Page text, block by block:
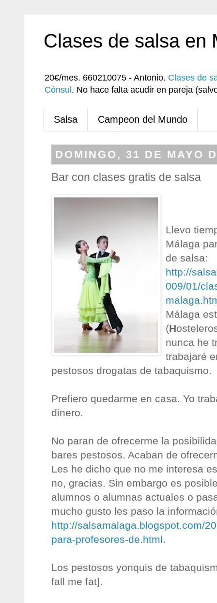
Clases de salsa en
20€/mes. 660210075 - Antonio. Clases de
Cónsul . No hace falta acudir en pareja
Salsa Campeon del Mundo
DOMINGO, 31 DE MAYO
Bar con clases gratis de salsa
Llevo
Málaga
de salsa:
http://
009/01/
Málaga
(H
nunca he
trabajaré
pestosos drogatas de tabaquismo.
Prefiero quedarme en casa. Yo
dinero.
No paran de ofrecerme la
bares pestosos. Acaban de
Les he dicho que no me interesa
no, gracias. Sin embargo es
alumnos o alumnas actuales o
mucho gusto les paso la
http://salsamalaga.blogspot.com/
para-profesores-de.html
Los pestosos yonquis de
fall me fat].